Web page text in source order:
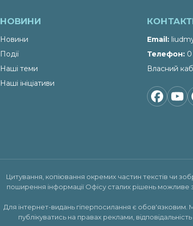
НОВИНИ
Новини
Події
Наші теми
Наші ініціативи
Email
Телефон
Власний
Цитування, копіювання окремих частин текстів чи
поширення інформації Офісу сталих рішень можливе
Для інтернет-видань гіперпосилання є обов'язковим.
публікуватись на правах реклами,